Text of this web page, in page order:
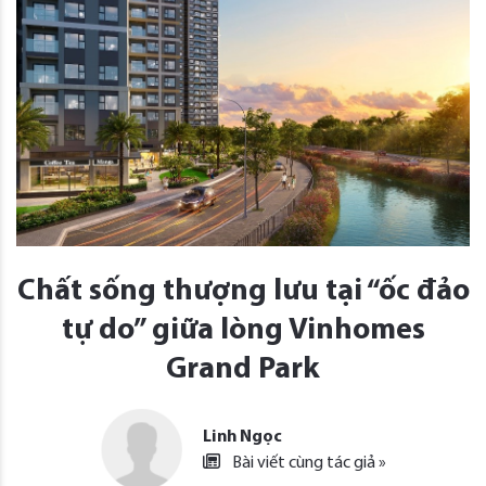
Chất sống thượng lưu tại “ốc đảo
tự do” giữa lòng Vinhomes
Grand Park
Linh Ngọc
Bài viết cùng tác giả »